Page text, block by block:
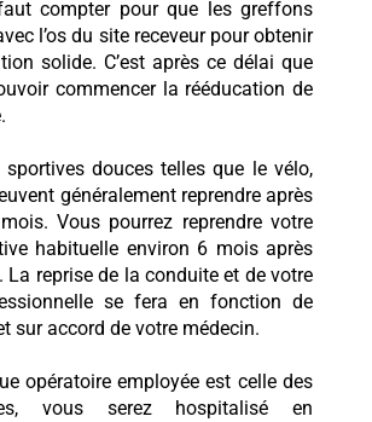
compter pour que les greffons
l’os du site receveur pour obtenir
solide. C’est après ce délai que
commencer la rééducation de
douces telles que le vélo,
généralement reprendre après
Vous pourrez reprendre votre
habituelle environ 6 mois après
La reprise de la conduite et de votre
se fera en fonction de
sur accord de votre médecin.
opératoire employée est celle des
vous serez hospitalisé en